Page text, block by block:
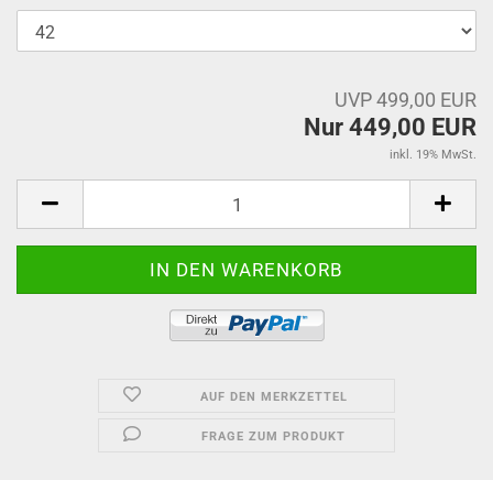
UVP 499,00 EUR
Nur 449,00 EUR
inkl. 19% MwSt.
AUF DEN MERKZETTEL
FRAGE ZUM PRODUKT